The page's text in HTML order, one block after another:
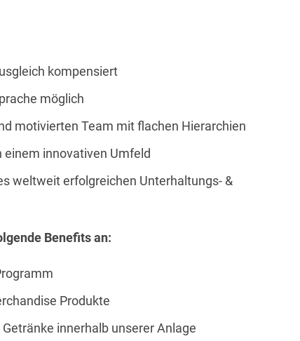
kompensiert
möglich
motivierten Team mit flachen Hierarchien
innovativen Umfeld
weltweit erfolgreichen Unterhaltungs- &
Benefits an:
Produkte
innerhalb unserer Anlage